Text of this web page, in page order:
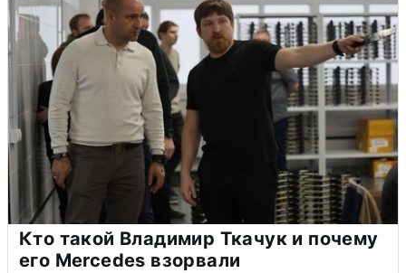
Кто такой Владимир Ткачук и почему
его Mercedes взорвали